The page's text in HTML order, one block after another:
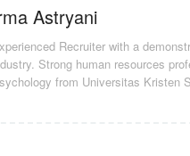
Astryani
Recruiter with a
Strong human resources
from Universitas Kristen